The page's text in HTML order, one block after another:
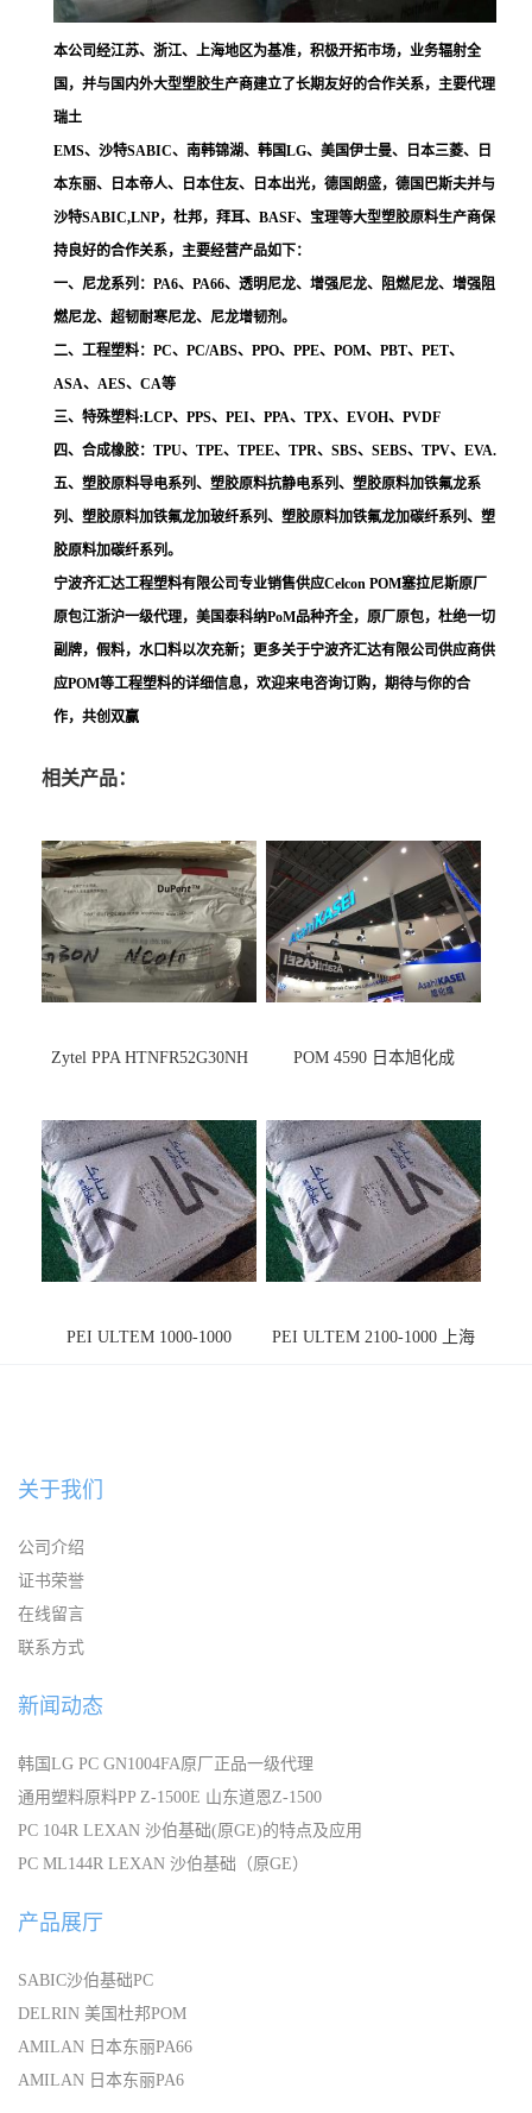
本公司经江苏、浙江、上海地区为基准，积极开拓市场，业务辐射全
国，并与国内外大型塑胶生产商建立了长期友好的合作关系，主要代理
瑞土
EMS、沙特SABIC、南韩锦湖、韩国LG、美国伊士曼、日本三菱、日
本东丽、日本帝人、日本住友、日本出光，德国朗盛，德国巴斯夫并与
沙特SABIC,LNP，杜邦，拜耳、BASF、宝理等大型塑胶原料生产商保
持良好的合作关系，主要经营产品如下：
一、尼龙系列：PA6、PA66、透明尼龙、增强尼龙、阻燃尼龙、增强阻
燃尼龙、超韧耐寒尼龙、尼龙增韧剂。
二、工程塑料：PC、PC/ABS、PPO、PPE、POM、PBT、PET、
ASA、AES、CA等
三、特殊塑料:LCP、PPS、PEI、PPA、TPX、EVOH、PVDF
四、合成橡胶：TPU、TPE、TPEE、TPR、SBS、SEBS、TPV、EVA.
五、塑胶原料导电系列、塑胶原料抗静电系列、塑胶原料加铁氟龙系
列、塑胶原料加铁氟龙加玻纤系列、塑胶原料加铁氟龙加碳纤系列、塑
胶原料加碳纤系列。
宁波齐汇达工程塑料有限公司专业销售供应Celcon POM塞拉尼斯原厂
原包江浙沪一级代理，美国泰科纳PoM品种齐全，原厂原包，杜绝一切
副牌，假料，水口料以次充新；更多关于宁波齐汇达有限公司供应商供
应POM等工程塑料的详细信息，欢迎来电咨询订购，期待与你的合
作，共创双赢
相关产品：
Zytel PPA HTNFR52G30NH POM 4590 日本旭化成
PEI ULTEM 1000-1000
PEI ULTEM 2100-1000 上海
关于我们
公司介绍
证书荣誉
在线留言
联系方式
新闻动态
韩国LG PC GN1004FA原厂正品一级代理
通用塑料原料PP Z-1500E 山东道恩Z-1500
PC 104R LEXAN 沙伯基础(原GE)的特点及应用
PC ML144R LEXAN 沙伯基础（原GE）
产品展厅
SABIC沙伯基础PC
DELRIN 美国杜邦POM
AMILAN 日本东丽PA66
AMILAN 日本东丽PA6